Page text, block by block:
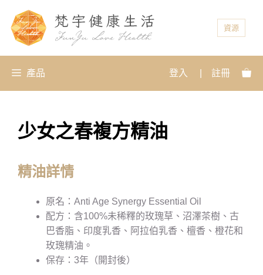
資源
產品 登入 註冊
少女之春複方精油
精油詳情
原名：Anti Age Synergy Essential Oil
配方：含100%未稀釋的玫瑰草、沼澤茶樹、古
巴香脂、印度乳香、阿拉伯乳香、檀香、橙花和
玫瑰精油。
保存：3年（開封後）